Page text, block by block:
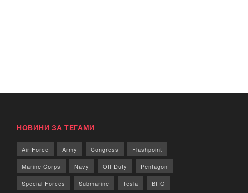
НОВИНИ ЗА ТЕГАМИ
Air Force Army Congress Flashpoint
Marine Corps Navy Off Duty Pentagon
Special Forces Submarine Tesla ВПО